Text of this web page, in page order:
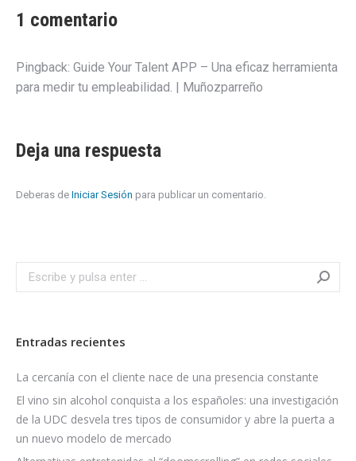
1 comentario
Pingback: Guide Your Talent APP – Una eficaz herramienta
para medir tu empleabilidad. | Muñozparreño
Deja una respuesta
Deberas de Iniciar Sesión para publicar un comentario.
Search:
Entradas recientes
La cercanía con el cliente nace de una presencia constante
El vino sin alcohol conquista a los españoles: una investigación
de la UDC desvela tres tipos de consumidor y abre la puerta a
un nuevo modelo de mercado